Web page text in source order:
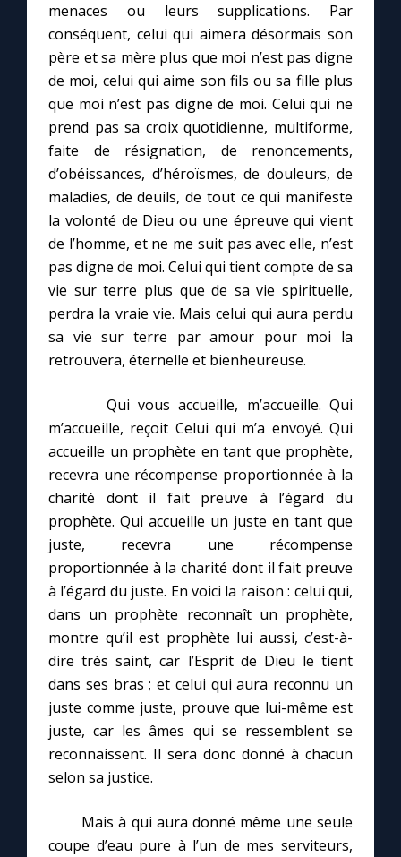
menaces ou leurs supplications. Par
conséquent, celui qui aimera désormais son
père et sa mère plus que moi n’est pas digne
de moi, celui qui aime son fils ou sa fille plus
que moi n’est pas digne de moi. Celui qui ne
prend pas sa croix quotidienne, multiforme,
faite de résignation, de renoncements,
d’obéissances, d’héroïsmes, de douleurs, de
maladies, de deuils, de tout ce qui manifeste
la volonté de Dieu ou une épreuve qui vient
de l’homme, et ne me suit pas avec elle, n’est
pas digne de moi. Celui qui tient compte de sa
vie sur terre plus que de sa vie spirituelle,
perdra la vraie vie. Mais celui qui aura perdu
sa vie sur terre par amour pour moi la
retrouvera, éternelle et bienheureuse.
Qui vous accueille, m’accueille. Qui
m’accueille, reçoit Celui qui m’a envoyé. Qui
accueille un prophète en tant que prophète,
recevra une récompense proportionnée à la
charité dont il fait preuve à l’égard du
prophète. Qui accueille un juste en tant que
juste, recevra une récompense
proportionnée à la charité dont il fait preuve
à l’égard du juste. En voici la raison : celui qui,
dans un prophète reconnaît un prophète,
montre qu’il est prophète lui aussi, c’est-à-
dire très saint, car l’Esprit de Dieu le tient
dans ses bras ; et celui qui aura reconnu un
juste comme juste, prouve que lui-même est
juste, car les âmes qui se ressemblent se
reconnaissent. Il sera donc donné à chacun
selon sa justice.
Mais à qui aura donné même une seule
coupe d’eau pure à l’un de mes serviteurs,